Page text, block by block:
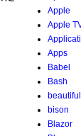
Apple
Apple
Apps
Babel
Bash
bison
Blazor